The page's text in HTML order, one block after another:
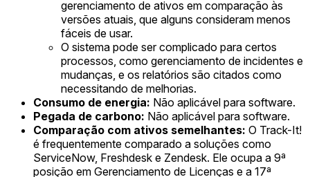
gerenciamento de ativos em comparação às
versões atuais, que alguns consideram menos
fáceis de usar.
O sistema pode ser complicado para certos
processos, como gerenciamento de incidentes e
mudanças, e os relatórios são citados como
necessitando de melhorias.
Consumo de energia: Não aplicável para software.
Pegada de carbono: Não aplicável para software.
Comparação com ativos semelhantes: O Track-It!
é frequentemente comparado a soluções como
ServiceNow, Freshdesk e Zendesk. Ele ocupa a 9ª
posição em Gerenciamento de Licenças e a 17ª